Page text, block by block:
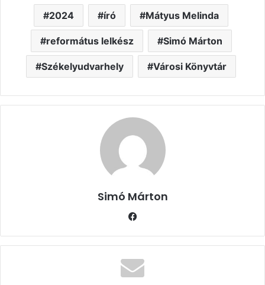
2024 író Mátyus Melinda
református lelkész Simó Márton
Székelyudvarhely Városi Könyvtár
Simó Márton